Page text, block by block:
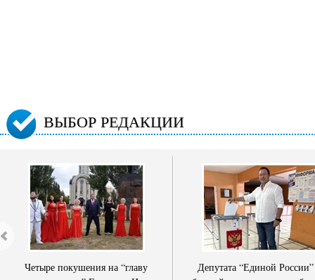
ВЫБОР РЕДАКЦИИ
Четыре покушения на “главу
Депутата “Единой